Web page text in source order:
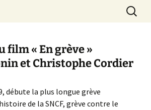
film « En grève »
et Christophe Cordier
débute la plus longue grève
de la SNCF, grève contre le